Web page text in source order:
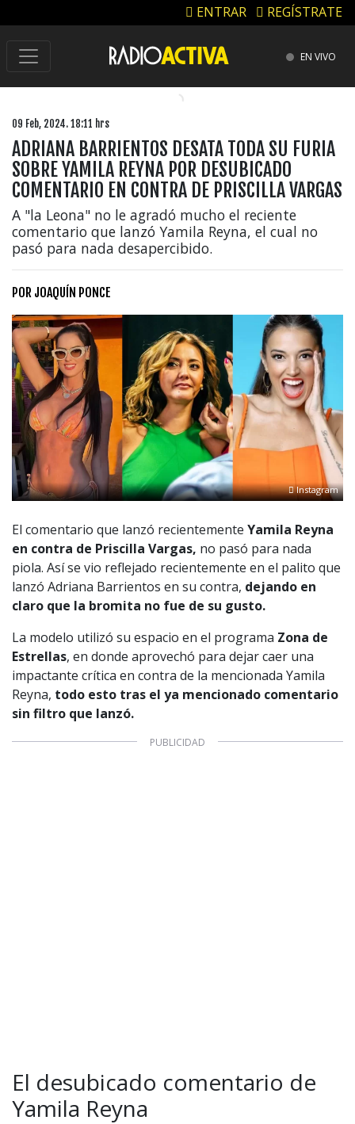
ENTRAR REGÍSTRATE
EN VIVO
09 Feb, 2024. 18:11 hrs
ADRIANA BARRIENTOS DESATA TODA SU FURIA
SOBRE YAMILA REYNA POR DESUBICADO
COMENTARIO EN CONTRA DE PRISCILLA VARGAS
A "la Leona" no le agradó mucho el reciente
comentario que lanzó Yamila Reyna, el cual no
pasó para nada desapercibido.
POR JOAQUÍN PONCE
Instagram
El comentario que lanzó recientemente Yamila Reyna
en contra de Priscilla Vargas, no pasó para nada
piola. Así se vio reflejado recientemente en el palito que
lanzó Adriana Barrientos en su contra, dejando en
claro que la bromita no fue de su gusto.
La modelo utilizó su espacio en el programa Zona de
Estrellas, en donde aprovechó para dejar caer una
impactante crítica en contra de la mencionada Yamila
Reyna, todo esto tras el ya mencionado comentario
sin filtro que lanzó.
El desubicado comentario de
Yamila Reyna